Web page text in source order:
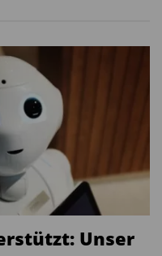
Das
als nicht so
Unternehmen
In der
MSCI ESG Research
Global fallen
Unser